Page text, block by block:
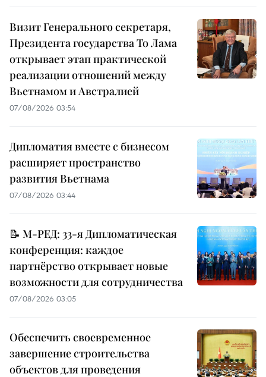
Визит Генерального секретаря,
Президента государства То Лама
открывает этап практической
реализации отношений между
Вьетнамом и Австралией
07/08/2026 03:54
Дипломатия вместе с бизнесом
расширяет пространство
развития Вьетнама
07/08/2026 03:44
📝 М-РЕД: 33-я Дипломатическая
конференция: каждое
партнёрство открывает новые
возможности для сотрудничества
07/08/2026 03:05
Обеспечить своевременное
завершение строительства
объектов для проведения